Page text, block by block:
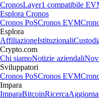
CronosLayer1 compatibile
Esplora Cronos
Cronos PoSCronos EVM
Esplora
AffiliazioneIstituzionali
Crypto.com
Chi siamoNotizie aziendali
Sviluppatori
Cronos PoSCronos EVM
Impara
ImparaBitcoinRicerca